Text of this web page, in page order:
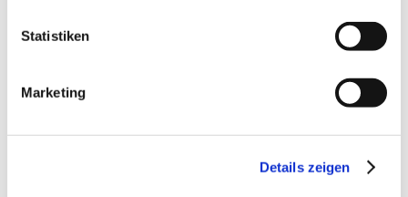
Statistiken
Marketing
Details zeigen
Weingut Balzhäuser